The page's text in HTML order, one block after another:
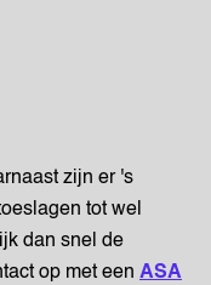
zijn er 's
tot wel
dan snel de
op met een ASA